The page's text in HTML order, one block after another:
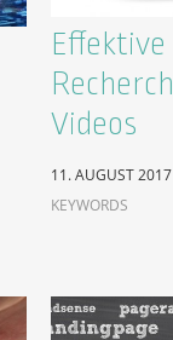
Videos
11. AUGUST 2017
KEYWORDS